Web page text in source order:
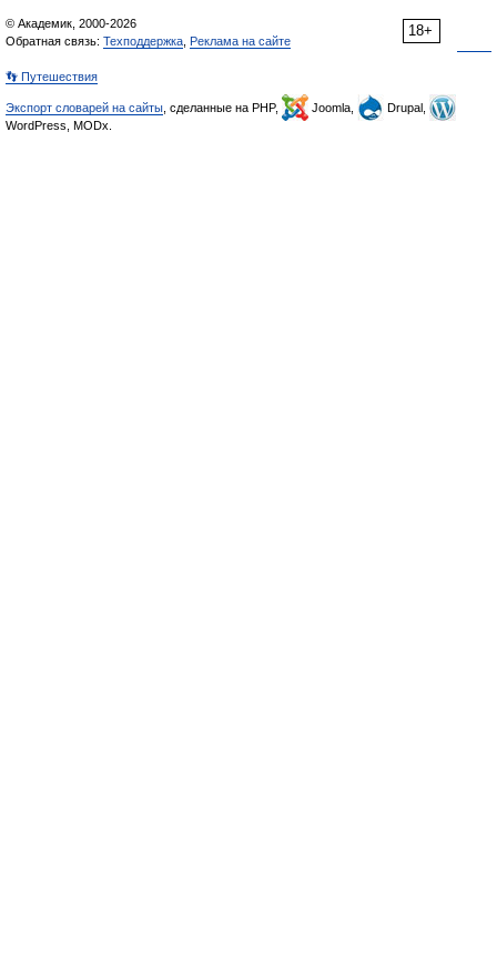
18+
© Академик, 2000-2026
Обратная связь: Техподдержка Реклама на сайте
👣 Путешествия
Экспорт словарей на сайты , сделанные на PHP, Joomla,
Drupal,
WordPress, MODx.